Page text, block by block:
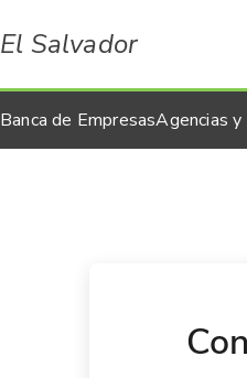
El Salvador
Banca de EmpresasAgencias